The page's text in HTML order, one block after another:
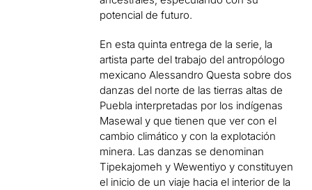
potencial de futuro.
En esta quinta entrega de la serie, la
artista parte del trabajo del antropólogo
mexicano Alessandro Questa sobre dos
danzas del norte de las tierras altas de
Puebla interpretadas por los indígenas
Masewal y que tienen que ver con el
cambio climático y con la explotación
minera. Las danzas se denominan
Tipekajomeh y Wewentiyo y constituyen
el inicio de un viaje hacia el interior de la